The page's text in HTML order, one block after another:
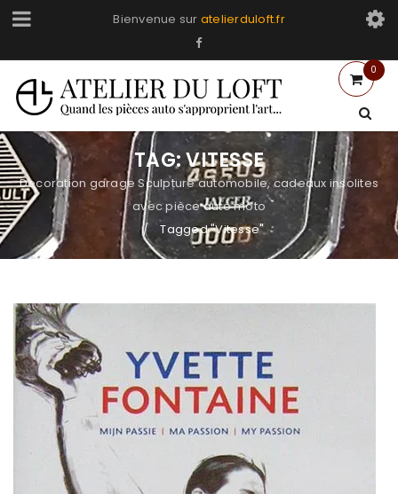
Bienvenue sur atelierduloft.fr
0
TAG: VITESSE
Decoration garage Sculpture automobile, cadeaux insolites
avec pièce auto moto
/ Tagged "Vitesse"